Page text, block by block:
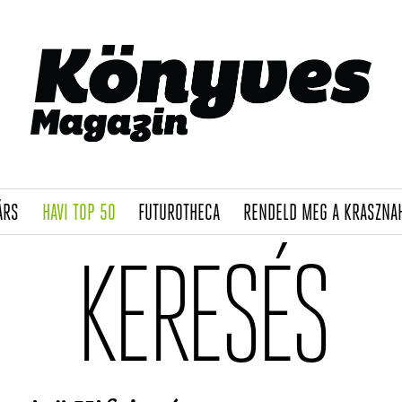
(CURRENT)
HAVI TOP 50(CURRENT)
FUTUROTHECA(CURRENT)
RENDELD MEG A
KERESÉS